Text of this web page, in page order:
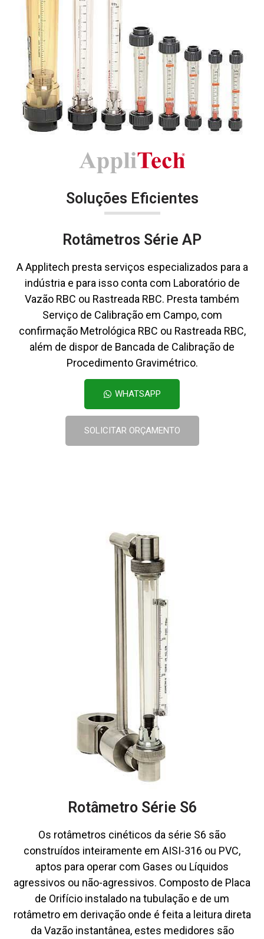
Soluções Eficientes
Rotâmetros Série AP
A Applitech presta serviços especializados para a
indústria e para isso conta com Laboratório de
Vazão RBC ou Rastreada RBC. Presta também
Serviço de Calibração em Campo, com
confirmação Metrológica RBC ou Rastreada RBC,
além de dispor de Bancada de Calibração de
Procedimento Gravimétrico.
WHATSAPP
SOLICITAR ORÇAMENTO
Rotâmetro Série S6
Os rotâmetros cinéticos da série S6 são
construídos inteiramente em AISI-316 ou PVC,
aptos para operar com Gases ou Líquidos
agressivos ou não-agressivos. Composto de Placa
de Orifício instalado na tubulação e de um
rotâmetro em derivação onde é feita a leitura direta
da Vazão instantânea, estes medidores são